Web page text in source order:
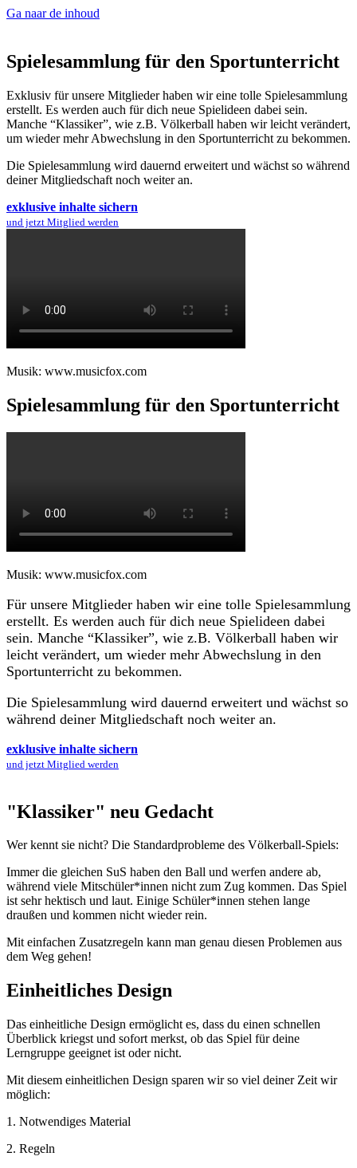
Ga naar de inhoud
Spielesammlung für den Sportunterricht
Exklusiv für unsere Mitglieder haben wir eine tolle Spielesammlung
erstellt. Es werden auch für dich neue Spielideen dabei sein.
Manche “Klassiker”, wie z.B. Völkerball haben wir leicht verändert,
um wieder mehr Abwechslung in den Sportunterricht zu bekommen.
Die Spielesammlung wird dauernd erweitert und wächst so während
deiner Mitgliedschaft noch weiter an.
exklusive inhalte sichern
und jetzt Mitglied werden
Musik: www.musicfox.com
Spielesammlung für den Sportunterricht
Musik: www.musicfox.com
Für unsere Mitglieder haben wir eine tolle Spielesammlung
erstellt. Es werden auch für dich neue Spielideen dabei
sein. Manche “Klassiker”, wie z.B. Völkerball haben wir
leicht verändert, um wieder mehr Abwechslung in den
Sportunterricht zu bekommen.
Die Spielesammlung wird dauernd erweitert und wächst so
während deiner Mitgliedschaft noch weiter an.
exklusive inhalte sichern
und jetzt Mitglied werden
"Klassiker" neu Gedacht
Wer kennt sie nicht? Die Standardprobleme des Völkerball-Spiels:
Immer die gleichen SuS haben den Ball und werfen andere ab,
während viele Mitschüler*innen nicht zum Zug kommen. Das Spiel
ist sehr hektisch und laut. Einige Schüler*innen stehen lange
draußen und kommen nicht wieder rein.
Mit einfachen Zusatzregeln kann man genau diesen Problemen aus
dem Weg gehen!
Einheitliches Design
Das einheitliche Design ermöglicht es, dass du einen schnellen
Überblick kriegst und sofort merkst, ob das Spiel für deine
Lerngruppe geeignet ist oder nicht.
Mit diesem einheitlichen Design sparen wir so viel deiner Zeit wir
möglich:
1. Notwendiges Material
2. Regeln